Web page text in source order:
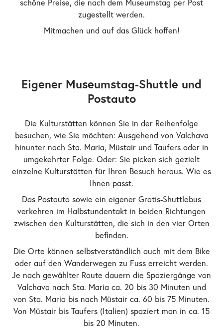
schöne Preise, die nach dem Museumstag per Post
zugestellt werden.
Mitmachen und auf das Glück hoffen!
Eigener Museumstag-Shuttle und
Postauto
Die Kulturstätten können Sie in der Reihenfolge
besuchen, wie Sie möchten: Ausgehend von Valchava
hinunter nach Sta. Maria, Müstair und Taufers oder in
umgekehrter Folge. Oder: Sie picken sich gezielt
einzelne Kulturstätten für Ihren Besuch heraus. Wie es
Ihnen passt.
Das Postauto sowie ein eigener Gratis-Shuttlebus
verkehren im Halbstundentakt in beiden Richtungen
zwischen den Kulturstätten, die sich in den vier Orten
befinden.
Die Orte können selbstverständlich auch mit dem Bike
oder auf den Wanderwegen zu Fuss erreicht werden.
Je nach gewählter Route dauern die Spaziergänge von
Valchava nach Sta. Maria ca. 20 bis 30 Minuten und
von Sta. Maria bis nach Müstair ca. 60 bis 75 Minuten.
Von Müstair bis Taufers (Italien) spaziert man in ca. 15
bis 20 Minuten.